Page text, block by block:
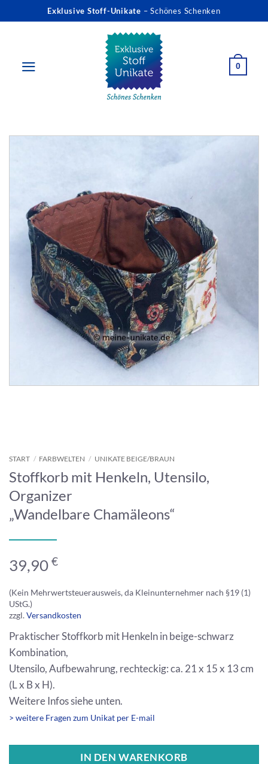
Inhalt
Exklusive Stoff-Unikate – Schönes Schenken
0
START / FARBWELTEN / UNIKATE BEIGE/BRAUN
Stoffkorb mit Henkeln, Utensilo,
Organizer
„Wandelbare Chamäleons“
39,90 €
(Kein Mehrwertsteuerausweis, da Kleinunternehmer nach §19 (1)
UStG.)
zzgl.Versandkosten
Praktischer Stoffkorb mit Henkeln in beige-schwarz
Kombination,
Utensilo, Aufbewahrung, rechteckig: ca. 21 x 15 x 13 cm
(L x B x H).
Weitere Infos siehe unten.
> weitere Fragen zum Unikat per E-mail
IN DEN WARENKORB